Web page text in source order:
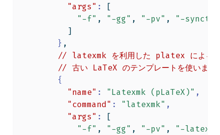
"args" :
[
"-f" , "-gg" , "-pv" ,
"-
]
} ,
//
latexmk を利用した platex による
// 古い LaTeX のテンプレートを使いまわ
{
"name" : "Latexmk (pLaTeX)" ,
"command" : "latexmk" ,
"args" :
[
"-f" , "-gg" , "-pv" ,
"-